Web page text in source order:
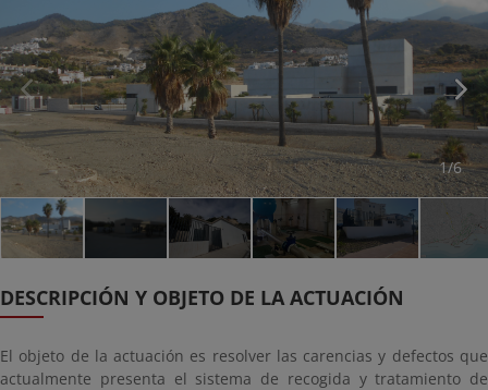
1/6
DESCRIPCIÓN Y OBJETO DE LA ACTUACIÓN
El objeto de la actuación es resolver las carencias y defectos que
actualmente presenta el sistema de recogida y tratamiento de